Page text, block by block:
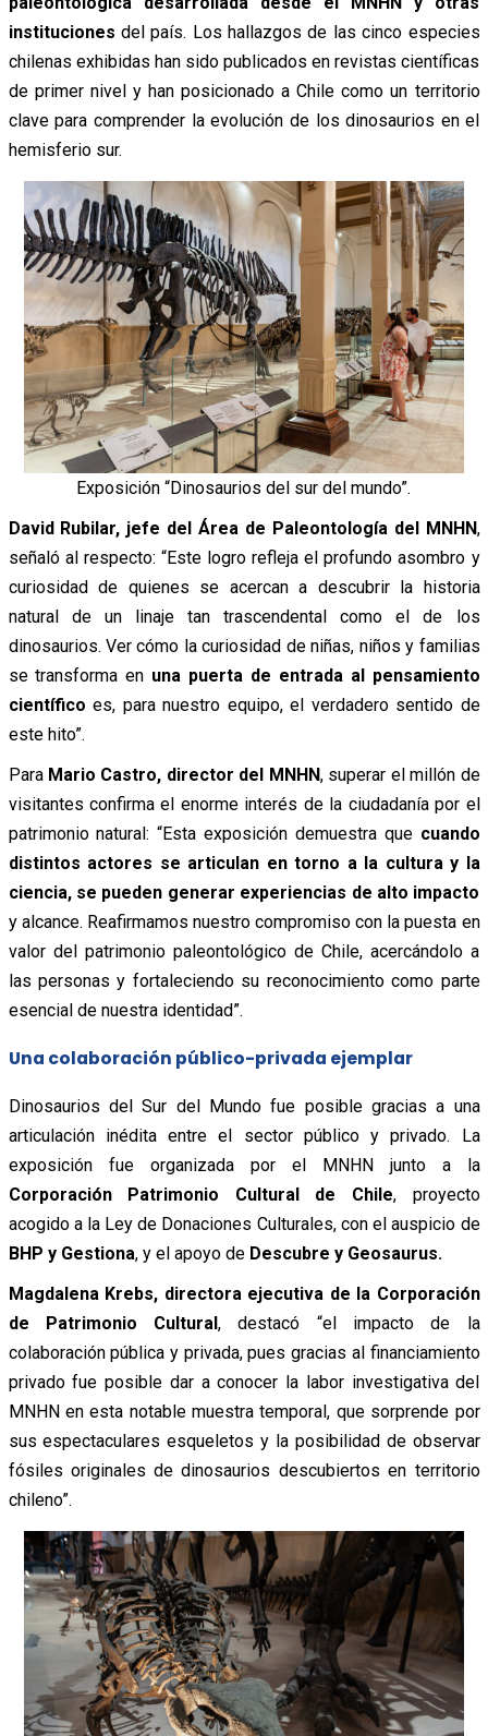
instituciones del país. Los hallazgos de las cinco especies
chilenas exhibidas han sido publicados en revistas científicas
de primer nivel y han posicionado a Chile como un territorio
clave para comprender la evolución de los dinosaurios en el
hemisferio sur.
Exposición “Dinosaurios del sur del mundo”.
David Rubilar, jefe del Área de Paleontología del MNHN,
señaló al respecto: “Este logro refleja el profundo asombro y
curiosidad de quienes se acercan a descubrir la historia
natural de un linaje tan trascendental como el de los
dinosaurios. Ver cómo la curiosidad de niñas, niños y familias
se transforma en una puerta de entrada al pensamiento
científico es, para nuestro equipo, el verdadero sentido de
este hito”.
Para Mario Castro, director del MNHN, superar el millón de
visitantes confirma el enorme interés de la ciudadanía por el
patrimonio natural: “Esta exposición demuestra que cuando
distintos actores se articulan en torno a la cultura y la
ciencia, se pueden generar experiencias de alto impacto
y alcance. Reafirmamos nuestro compromiso con la puesta en
valor del patrimonio paleontológico de Chile, acercándolo a
las personas y fortaleciendo su reconocimiento como parte
esencial de nuestra identidad”.
Una colaboración público-privada ejemplar
Dinosaurios del Sur del Mundo fue posible gracias a una
articulación inédita entre el sector público y privado. La
exposición fue organizada por el MNHN junto a la
Corporación Patrimonio Cultural de Chile, proyecto
acogido a la Ley de Donaciones Culturales, con el auspicio de
BHP y Gestiona, y el apoyo de Descubre y Geosaurus.
Magdalena Krebs, directora ejecutiva de la Corporación
de Patrimonio Cultural, destacó “el impacto de la
colaboración pública y privada, pues gracias al financiamiento
privado fue posible dar a conocer la labor investigativa del
MNHN en esta notable muestra temporal, que sorprende por
sus espectaculares esqueletos y la posibilidad de observar
fósiles originales de dinosaurios descubiertos en territorio
chileno”.